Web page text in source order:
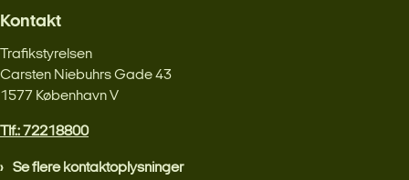
Kontakt
Trafikstyrelsen
Carsten Niebuhrs Gade 43
1577 København V
Tlf.: 72218800
Se flere kontaktoplysninger